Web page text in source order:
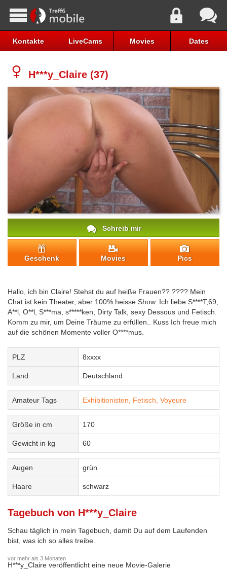
Kontakte LiveCams Movies Dates
H***y_Claire (37)
Schreib mir
Geschenk Movies Pics
Hallo, ich bin Claire! Stehst du auf heiße Frauen?? ???? Mein
Chat ist kein Theater, aber 100% heisse Show. Ich liebe S****T,69,
A**l, O**l, S***ma, s*****ken, Dirty Talk, sexy Dessous und Fetisch.
Komm zu mir, um Deine Träume zu erfüllen.. Kuss Ich freue mich
auf die schönen Momente voller O****mus.
PLZ 8xxxx
Land Deutschland
Amateur Tags Exhibitionisten, Fetisch, Voyeure
Größe in cm 170
Gewicht in kg 60
Augen grün
Haare schwarz
Tagebuch von H***y_Claire
Schau täglich in mein Tagebuch, damit Du auf dem Laufenden
bist, was ich so alles treibe.
vor mehr als 3 Monaten
H***y_Claire veröffentlicht eine neue Movie-Galerie